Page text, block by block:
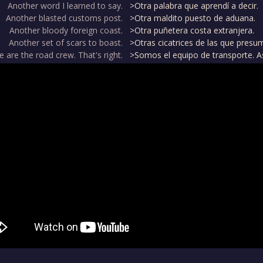
Another word I learned to say.
Another blasted customs post.
Another bloody foreign coast.
Another set of scars to boast.
are the road crew. That's right.
>Otra palabra que aprendí a decir.
>Otra maldito puesto de aduana.
>Otra puñetera costa extranjera.
>Otras cicatrices de las que
>Somos el equipo de transporte.